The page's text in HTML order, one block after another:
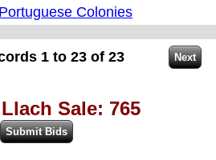
Colonies
1 to 23 of 23
Sale: 765